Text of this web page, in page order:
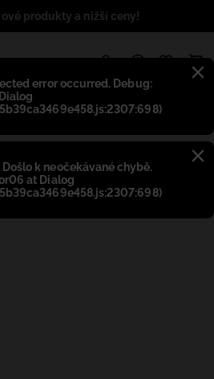
error occurred. Debug:
k neočekávané chybě.
at Dialog
produkty a nižší ceny!